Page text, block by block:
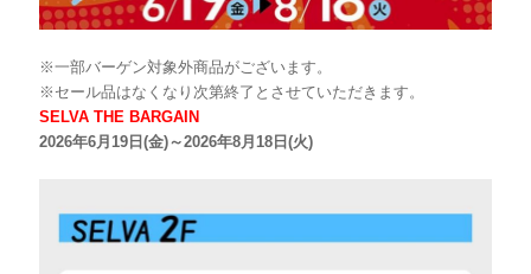
※一部バーゲン対象外商品がございます。
※セール品はなくなり次第終了とさせていただきます。
SELVA THE BARGAIN
2026年6月19日(金)～2026年8月18日(火)